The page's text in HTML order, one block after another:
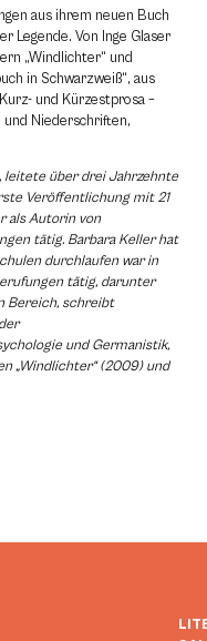
aus ihrem neuen Buch
Legende. Von Inge Glaser
„Windlichter“ und
in Schwarzweiß“, aus
und Kürzestprosa –
Niederschriften,
leitete über drei Jahrzehnte
Veröffentlichung mit 21
als Autorin von
tätig. Barbara Keller hat
durchlaufen war in
tätig, darunter
Bereich, schreibt
und Germanistik,
„Windlichter“ (2009) und